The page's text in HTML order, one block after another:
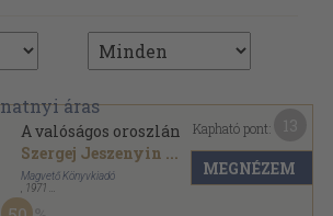
A valóságos oroszlán
Szergej Jeszenyin ...
Magvető Könyvkiadó
1971
Vászon
Kapható pont:
MEGNÉZEM